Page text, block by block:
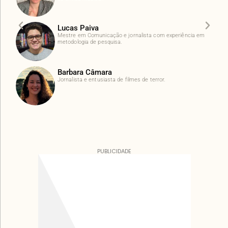
Lucas Paiva
Mestre em Comunicação e jornalista com experiência em
metodologia de pesquisa.
Barbara Câmara
Jornalista e entusiasta de filmes de terror.
PUBLICIDADE